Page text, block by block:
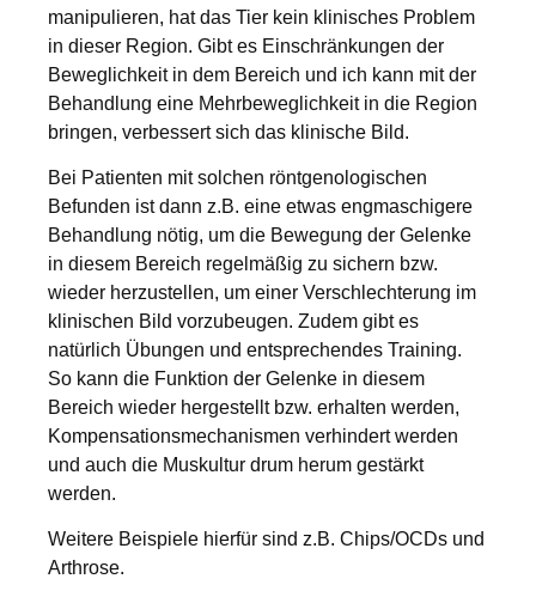
manipulieren, hat das Tier kein klinisches Problem
in dieser Region. Gibt es Einschränkungen der
Beweglichkeit in dem Bereich und ich kann mit der
Behandlung eine Mehrbeweglichkeit in die Region
bringen, verbessert sich das klinische Bild.
Bei Patienten mit solchen röntgenologischen
Befunden ist dann z.B. eine etwas engmaschigere
Behandlung nötig, um die Bewegung der Gelenke
in diesem Bereich regelmäßig zu sichern bzw.
wieder herzustellen, um einer Verschlechterung im
klinischen Bild vorzubeugen. Zudem gibt es
natürlich Übungen und entsprechendes Training.
So kann die Funktion der Gelenke in diesem
Bereich wieder hergestellt bzw. erhalten werden,
Kompensationsmechanismen verhindert werden
und auch die Muskultur drum herum gestärkt
werden.
Weitere Beispiele hierfür sind z.B. Chips/OCDs und
Arthrose.